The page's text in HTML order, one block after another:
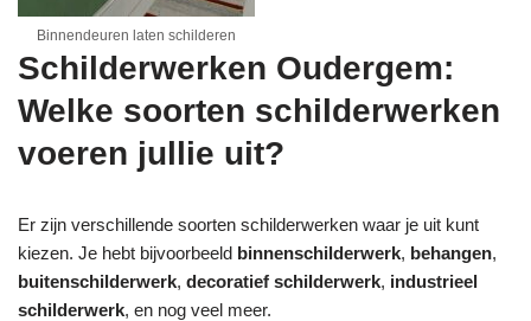
Binnendeuren laten schilderen
Schilderwerken Oudergem:
Welke soorten schilderwerken
voeren jullie uit?
Er zijn verschillende soorten schilderwerken waar je uit kunt
kiezen. Je hebt bijvoorbeeld binnenschilderwerk, behangen,
buitenschilderwerk, decoratief schilderwerk, industrieel
schilderwerk, en nog veel meer.